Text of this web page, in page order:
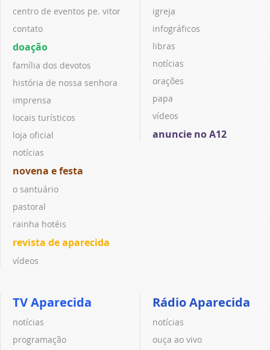
centro de eventos pe. vitor
contato
doação
família dos devotos
história de nossa senhora
imprensa
locais turísticos
loja oficial
notícias
novena e festa
o santuário
pastoral
rainha hotéis
revista de aparecida
vídeos
igreja
infográficos
libras
notícias
orações
papa
vídeos
anuncie no A12
TV Aparecida
notícias
programação
Rádio Aparecida
notícias
ouça ao vivo